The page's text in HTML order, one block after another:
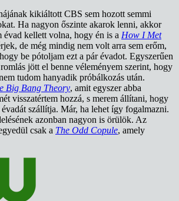
kikiáltott CBS sem hozott semmi
Ha nagyon őszinte akarok lenni, akkor
évad kellett volna, hogy én is a How I Met
de még mindig nem volt arra sem erőm,
be pótoljam ezt a pár évadot. Egyszerűen
jött el benne véleményem szerint, hogy
tudom hanyadik próbálkozás után.
Big Bang Theory, amit egyszer abba
visszatértem hozzá, s merem állítani, hogy
szállítja. Már, ha lehet így fogalmazni.
azonban nagyon is örülök. Az
csak a The Odd Copule, amely